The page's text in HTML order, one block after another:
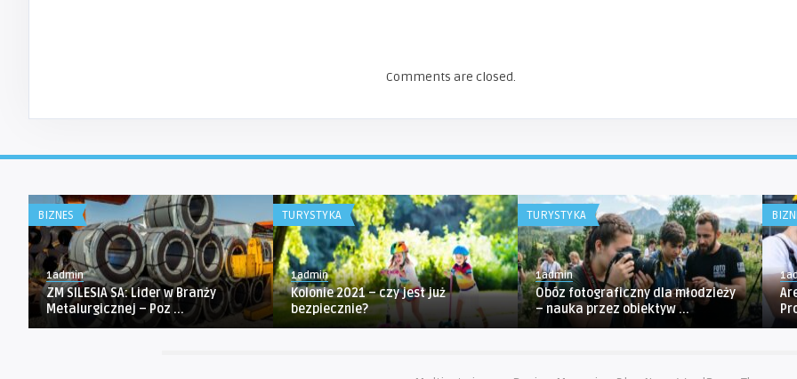
Comments are closed.
BIZNES
1admin
ZM SILESIA SA: Lider w Branży
Metalurgicznej – Poz ...
TURYSTYKA
1admin
Kolonie 2021 – czy jest już
bezpiecznie?
TURYSTYKA
1admin
Obóz fotograficzny dla młodzieży
– nauka przez obiektyw ...